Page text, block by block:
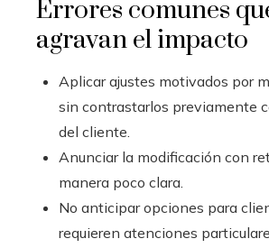
Errores comunes
agravan el impacto
Aplicar ajustes motivados por
sin contrastarlos previamente
del cliente.
Anunciar la modificación con
manera poco clara.
No anticipar opciones para
requieren atenciones